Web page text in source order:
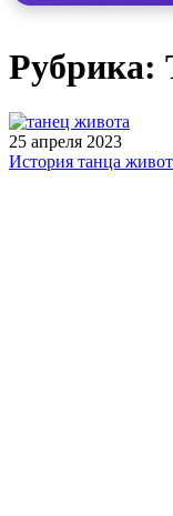
Рубрика:
25 апреля 2023
История танца